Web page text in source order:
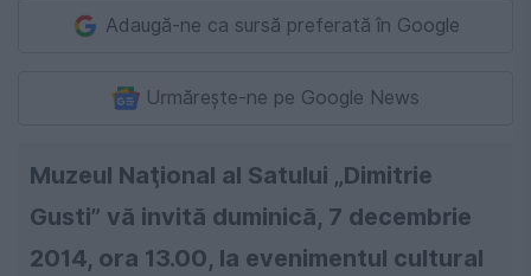
Adaugă-ne ca sursă preferată în Google
Urmărește-ne pe Google News
Muzeul Naţional al Satului „Dimitrie
Gusti” vă invită duminică, 7 decembrie
2014, ora 13.00, la evenimentul cultural